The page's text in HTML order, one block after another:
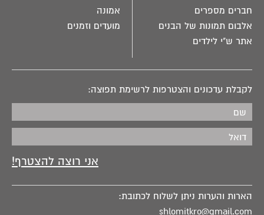
חברים מספרים
אלבום תמונות של הבנים
אתר ש"י לילדים
אמונה
מועדים וזמנים
לקבלת עדכונים והצטרפות לרשימת תפוצה:
הארות והערות ניתן לשלוח לכתובת:
shlomitkro@gmail.com